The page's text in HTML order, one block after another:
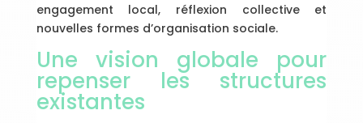
engagement local, réflexion collective et
nouvelles formes d’organisation sociale.
Une vision globale pour
repenser les structures
existantes